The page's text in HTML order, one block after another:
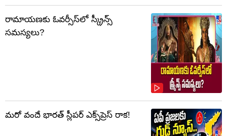
రామాయణకు ఓవర్సీస్‌లో స్క్రీన్స్
సమస్యలు?
మరో వందే భారత్ స్లీపర్ ఎక్స్‌ప్రెస్ రాక!